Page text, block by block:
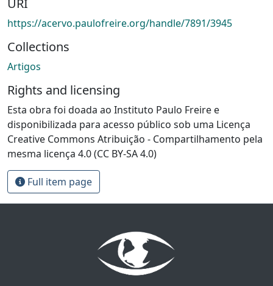
https://acervo.paulofreire.org/handle/7891/3945
Collections
Artigos
Rights and licensing
Esta obra foi doada ao Instituto Paulo Freire e
disponibilizada para acesso público sob uma Licença
Creative Commons Atribuição - Compartilhamento pela
mesma licença 4.0 (CC BY-SA 4.0)
Full item page